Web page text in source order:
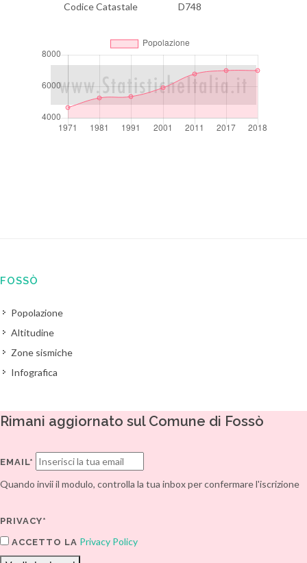
Codice Catastale D748
FOSSÒ
Popolazione
Altitudine
Zone sismiche
Infografica
Rimani aggiornato sul Comune di Fossò
EMAIL*
Quando invii il modulo, controlla la tua inbox per confermare l'iscrizione
PRIVACY*
ACCETTO LA Privacy Policy